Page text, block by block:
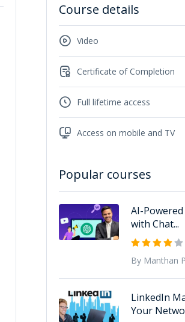
Course details
Video
Certificate of Completion
Full lifetime access
Access on mobile and TV
Popular courses
AI-
with Chat...
By Manthan
LinkedIn
Your